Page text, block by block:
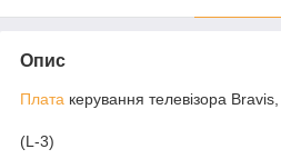
Опис
Плата керування телевізора
(L-3)